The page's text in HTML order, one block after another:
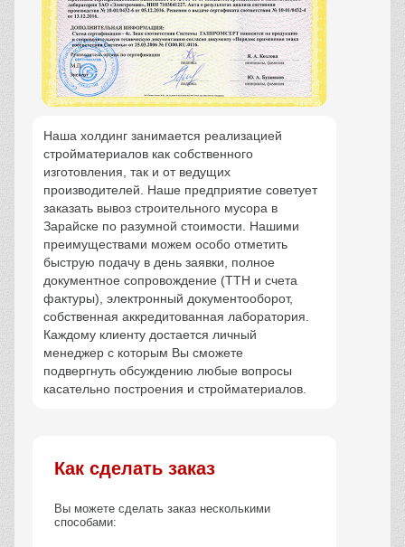
Наша холдинг занимается реализацией
стройматериалов как собственного
изготовления, так и от ведущих
производителей. Наше предприятие советует
заказать вывоз строительного мусора в
Зарайске по разумной стоимости. Нашими
преимуществами можем особо отметить
быструю подачу в день заявки, полное
документное сопровождение (ТТН и счета
фактуры), электронный документооборот,
собственная аккредитованная лаборатория.
Каждому клиенту достается личный
менеджер с которым Вы сможете
подвергнуть обсуждению любые вопросы
касательно построения и стройматериалов.
Как сделать заказ
Вы можете сделать заказ несколькими
способами: